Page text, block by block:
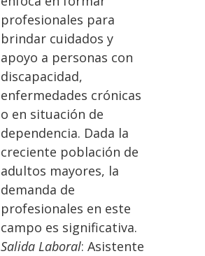
profesionales para
brindar cuidados y
apoyo a personas con
discapacidad,
enfermedades crónicas
o en situación de
dependencia. Dada la
creciente población de
adultos mayores, la
demanda de
profesionales en este
campo es significativa.
Salida Laboral: Asistente